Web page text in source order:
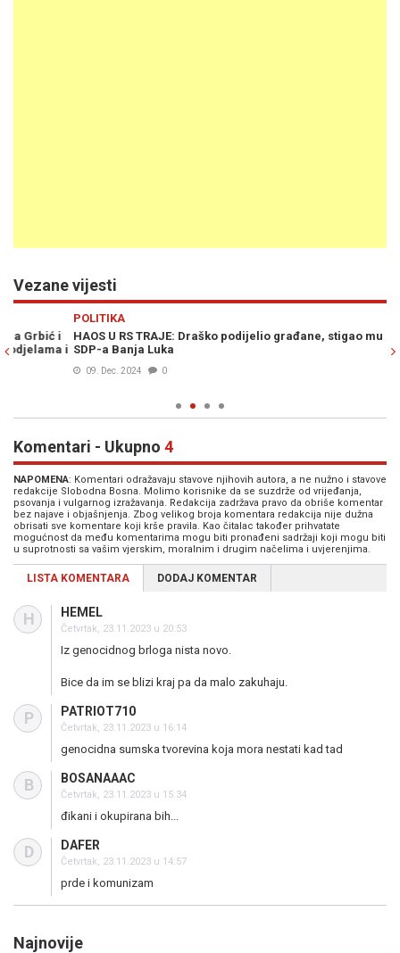
Vezane vijesti
i
HAOS U RS TRAJE: Draško podijelio građane, stigao mu odgovor iz
SDP-a Banja Luka
09. Dec. 2024 0
Komentari - Ukupno 4
NAPOMENA: Komentari odražavaju stavove njihovih autora, a ne nužno i stavove
redakcije Slobodna Bosna. Molimo korisnike da se suzdrže od vrijeđanja,
psovanja i vulgarnog izražavanja. Redakcija zadržava pravo da obriše komentar
bez najave i objašnjenja. Zbog velikog broja komentara redakcija nije dužna
obrisati sve komentare koji krše pravila. Kao čitalac također prihvatate
mogućnost da među komentarima mogu biti pronađeni sadržaji koji mogu biti
u suprotnosti sa vašim vjerskim, moralnim i drugim načelima i uvjerenjima.
LISTA KOMENTARA DODAJ KOMENTAR
H HEMEL
Četvrtak, 23.11.2023 u 20:53
Iz genocidnog brloga nista novo.
Bice da im se blizi kraj pa da malo zakuhaju.
P PATRIOT710
Četvrtak, 23.11.2023 u 16:14
genocidna sumska tvorevina koja mora nestati kad tad
B BOSANAAAC
Četvrtak, 23.11.2023 u 15:34
đikani i okupirana bih...
D DAFER
Četvrtak, 23.11.2023 u 14:57
prde i komunizam
Najnovije